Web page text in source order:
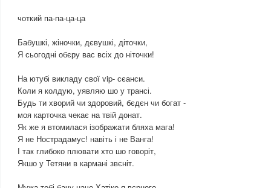
чоткий па-па-ца-ца
Бабушкі, жіночки, дєвушкі, діточки,
Я сьогодні обєру вас всіх до ніточки!
На ютубі викладу свої vip- сєанси.
Коли я колдую, уявляю шо у трансі.
Будь ти хворий чи здоровий, бєдєн чи богат -
моя карточка чекає на твій донат.
Як же я втомилася ізображати бляха мага!
Я не Нострадамус! навіть і не Ванга!
І так глибоко плювати хто шо говоріт,
Якшо у Тетяни в кармані звєніт.